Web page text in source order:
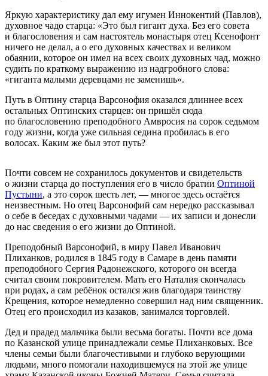
Яркую характеристику дал ему игумен Иннокентий (Павлов),
духовное чадо старца: «Это был гигант духа. Без его совета
и благословения и сам настоятель монастыря отец Ксенофонт
ничего не делал, а о его духовных качествах и великом
обаянии, которое он имел на всех своих духовных чад, можно
судить по краткому выражению из надгробного слова:
«гиганта малыми деревцами не заменишь».
Путь в Оптину старца Варсонофия оказался длиннее всех
остальных Оптинских старцев: он пришёл сюда
по благословению преподобного Амвросия на сорок седьмом
году жизни, когда уже сильная седина пробилась в его
волосах. Каким же был этот путь?
Почти совсем не сохранилось документов и свидетельств
о жизни старца до поступления его в число братии Оптиной
Пустыни, а это сорок шесть лет, — многое здесь остаётся
неизвестным. Но отец Варсонофий сам нередко рассказывал
о себе в беседах с духовными чадами — их записи и донесли
до нас сведения о его жизни до Оптиной.
Преподобный Варсонофий, в миру Павел Иванович
Плиханков, родился в 1845 году в Самаре в день памяти
преподобного Сергия Радонежского, которого он всегда
считал своим покровителем. Мать его Наталия скончалась
при родах, а сам ребёнок остался жив благодаря таинству
Крещения, которое немедленно совершил над ним священник.
Отец его происходил из казаков, занимался торговлей.
Дед и прадед мальчика были весьма богаты. Почти все дома
по Казанской улице принадлежали семье Плиханковых. Все
члены семьи были благочестивыми и глубоко верующими
людьми, много помогали находившемуся на этой же улице